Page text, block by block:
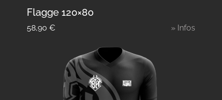
Flagge 120×80
58,90 € » Infos